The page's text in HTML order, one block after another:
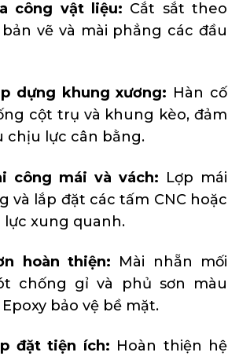
công vật liệu: Cắt sắt theo
vẽ và mài phẳng các đầu
dựng khung xương: Hàn cố
cột trụ và khung kèo, đảm
chịu lực cân bằng.
công mái và vách: Lợp mái
và lắp đặt các tấm CNC hoặc
lực xung quanh.
hoàn thiện: Mài nhẵn mối
chống gỉ và phủ sơn màu
bảo vệ bề mặt.
đặt tiện ích: Hoàn thiện hệ